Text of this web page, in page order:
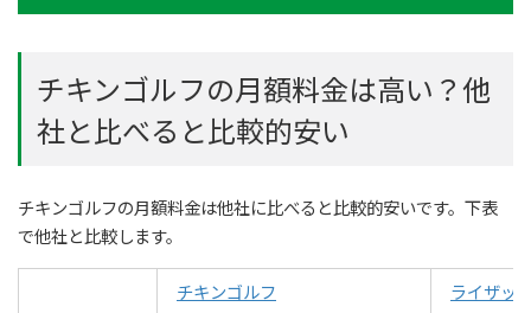
チキンゴルフの月額料金は高い？他
社と比べると比較的安い
チキンゴルフの月額料金は他社に比べると比較的安いです。下表
で他社と比較します。
チキンゴルフ ライザッ